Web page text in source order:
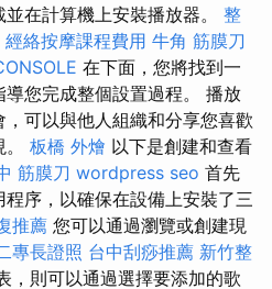
在計算機上安裝播放器。 整
經絡按摩課程費用 牛角 筋膜刀
在下面，您將找到一
您完成整個設置過程。 播放
可以與他人組織和分享您喜歡
板橋 外燴 以下是創建和查看
筋膜刀 wordpress seo 首先
序，以確保在設備上安裝了三
推薦 您可以通過瀏覽或創建現
專長證照 台中刮痧推薦 新竹整
，則可以通過選擇要添加的歌